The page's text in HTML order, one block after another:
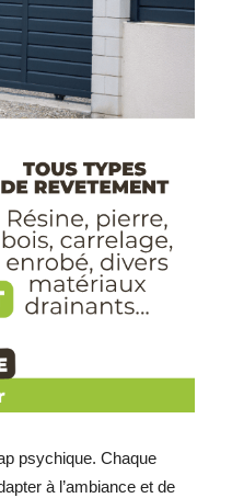
psychique. Chaque
à l’ambiance et de